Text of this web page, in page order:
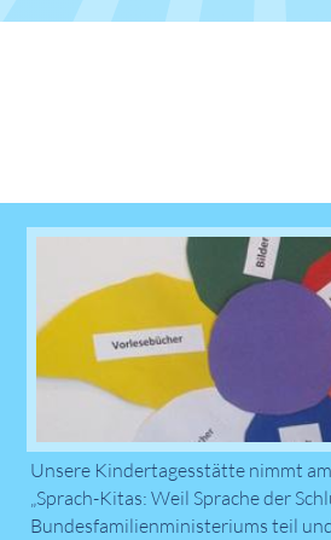
Unsere Kindertagesstätte nimmt
„Sprach-Kitas: Weil Sprache der
Bundesfamilienministeriums teil